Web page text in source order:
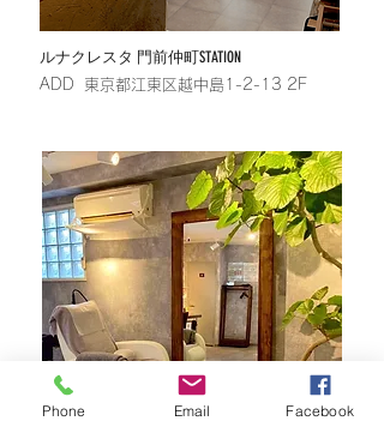
​ルナクレスタ 門前仲町STATION
​ADD 東京都江東区越中島1-2-13 2F
Phone Email Facebook